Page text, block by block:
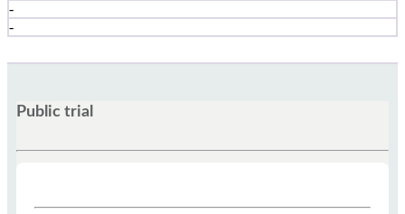
-
-
Public trial